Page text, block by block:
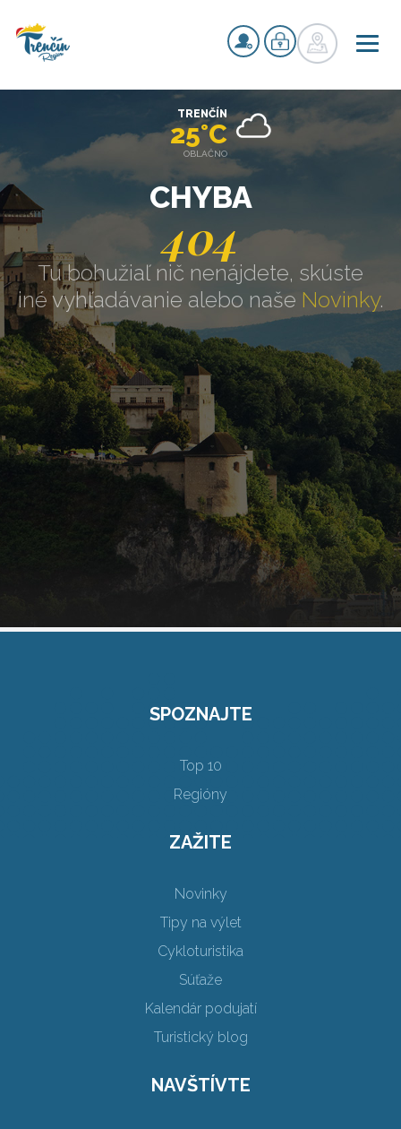
CHYBA
404
Tu bohužiaľ nič nenájdete, skúste
iné vyhľadávanie alebo naše Novinky.
TRENČÍN
25°C
OBLAČNO
SPOZNAJTE
Top 10
Regióny
ZAŽITE
Novinky
Tipy na výlet
Cykloturistika
Súťaže
Kalendár podujatí
Turistický blog
NAVŠTÍVTE